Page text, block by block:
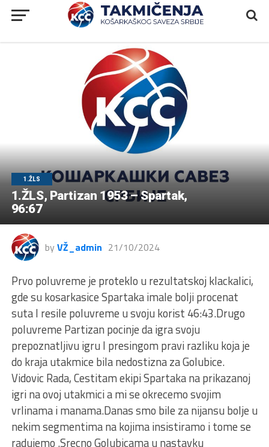
1.ŽLS
1.ŽLS, Partizan 1953 – Spartak,
96:67
by VŽ_admin 21/10/2024
Prvo poluvreme je proteklo u rezultatskoj klackalici,
gde su kosarkasice Spartaka imale bolji procenat
suta I resile poluvreme u svoju korist 46:43.Drugo
poluvreme Partizan pocinje da igra svoju
prepoznatljivu igru I presingom pravi razliku koja je
do kraja utakmice bila nedostizna za Golubice.
Vidovic Rada, Cestitam ekipi Spartaka na prikazanoj
igri na ovoj utakmici a mi se okrecemo svojim
vrlinama i manama.Danas smo bile za nijansu bolje u
nekim segmentima na kojima insistiramo i tome se
radujemo .Srecno Golubicama u nastavku